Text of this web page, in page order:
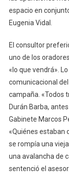
espacio en
Eugenia Vidal.
El consultor
uno de los
«lo que vendrá».
comunicacional
campaña. «Todos
Durán Barba,
Gabinete Marcos
«Quiénes estaban
se rompía una
una avalancha de
sentenció el asesor.